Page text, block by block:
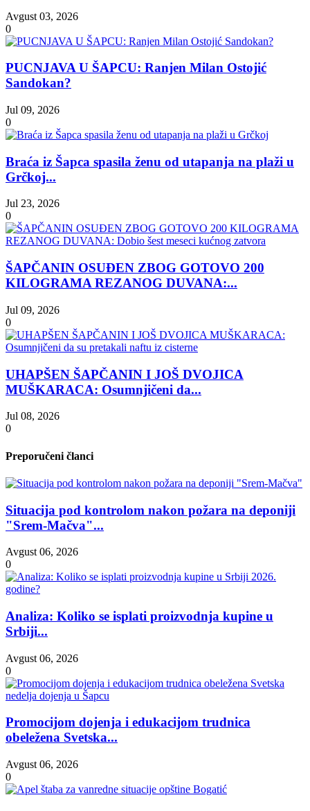
Avgust 03, 2026
0
PUCNJAVA U ŠAPCU: Ranjen Milan Ostojić
Sandokan?
Jul 09, 2026
0
Braća iz Šapca spasila ženu od utapanja na plaži u
Grčkoj...
Jul 23, 2026
0
ŠAPČANIN OSUĐEN ZBOG GOTOVO 200
KILOGRAMA REZANOG DUVANA:...
Jul 09, 2026
0
UHAPŠEN ŠAPČANIN I JOŠ DVOJICA
MUŠKARACA: Osumnjičeni da...
Jul 08, 2026
0
Preporučeni članci
Situacija pod kontrolom nakon požara na deponiji
"Srem-Mačva"...
Avgust 06, 2026
0
Analiza: Koliko se isplati proizvodnja kupine u
Srbiji...
Avgust 06, 2026
0
Promocijom dojenja i edukacijom trudnica
obeležena Svetska...
Avgust 06, 2026
0